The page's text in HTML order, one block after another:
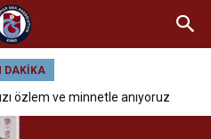
DAKIKA
özlem ve minnetle anıyoruz